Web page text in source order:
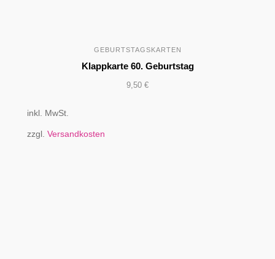
GEBURTSTAGSKARTEN
Klappkarte 60. Geburtstag
9,50 €
inkl. MwSt.
zzgl. Versandkosten